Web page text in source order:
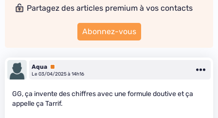
Partagez des articles premium à vos contacts
Abonnez-vous
Aqua Premium
Le 03/04/2025 à 14h16
GG, ça invente des chiffres avec une formule doutive et ça
appelle ça Tarrif.